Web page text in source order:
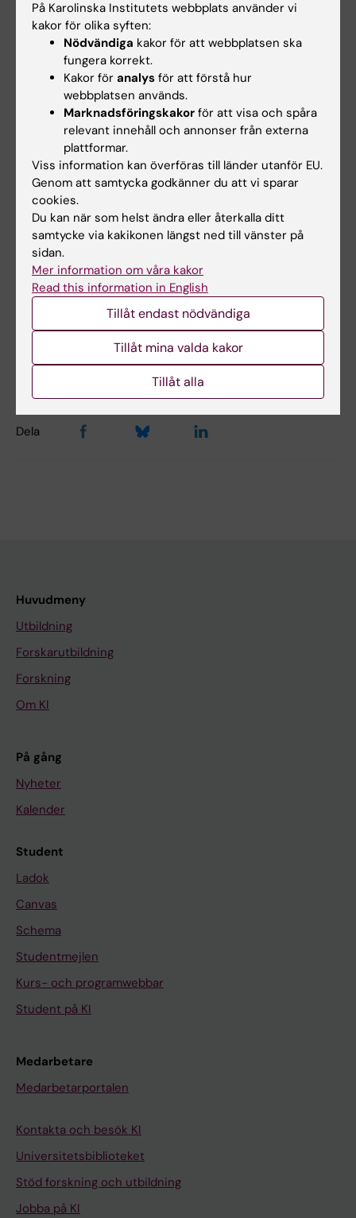
Hitta Medicinvetarna i iTunes
Länkar
Enheten för medicinens historia och kulturarv
Arbetsgrupp under KI:s etikråd bildas kring
minnesmärken och historia
Hade du nytta av informationen på denna sida?
Yes
No
Innehållsgranskare:
Andreas Andersson
Sidan uppdaterad:
Dela
Huvudmeny
Utbildning
Forskarutbildning
Forskning
Om KI
På gång
Nyheter
Kalender
Student
Ladok
Canvas
Schema
Studentmejlen
Kurs- och programwebbar
Student på KI
Medarbetare
Medarbetarportalen
Kontakta och besök KI
Universitetsbiblioteket
Stöd forskning och utbildning
Jobba på KI
På Karolinska Institutets webbplats använder vi
kakor för olika syften:
Nödvändiga kakor för att webbplatsen ska
fungera korrekt.
Kakor för analys för att förstå hur
webbplatsen används.
Marknadsföringskakor för att visa och spåra
relevant innehåll och annonser från externa
plattformar.
Viss information kan överföras till länder utanför EU.
Genom att samtycka godkänner du att vi sparar
cookies.
Du kan när som helst ändra eller återkalla ditt
samtycke via kakikonen längst ned till vänster på
sidan.
Mer information om våra kakor
Read this information in English
Tillåt endast nödvändiga
Tillåt mina valda kakor
Tillåt alla